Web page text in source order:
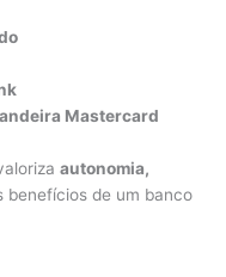
Mastercard
autonomia,
benefícios de um banco